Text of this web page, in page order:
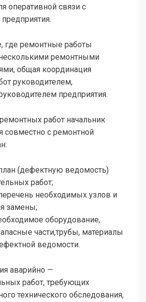
оперативной связи с
где ремонтные работы
ремонтными
общая координация
руководителем,
предприятия.
работ начальник
совместно с ремонтной
(дефектную ведомость)
работ;
необходимых узлов и
замены;
оборудование,
части,трубы, материалы
ведомости.
аварийно —
работ, требующих
технического обследования,